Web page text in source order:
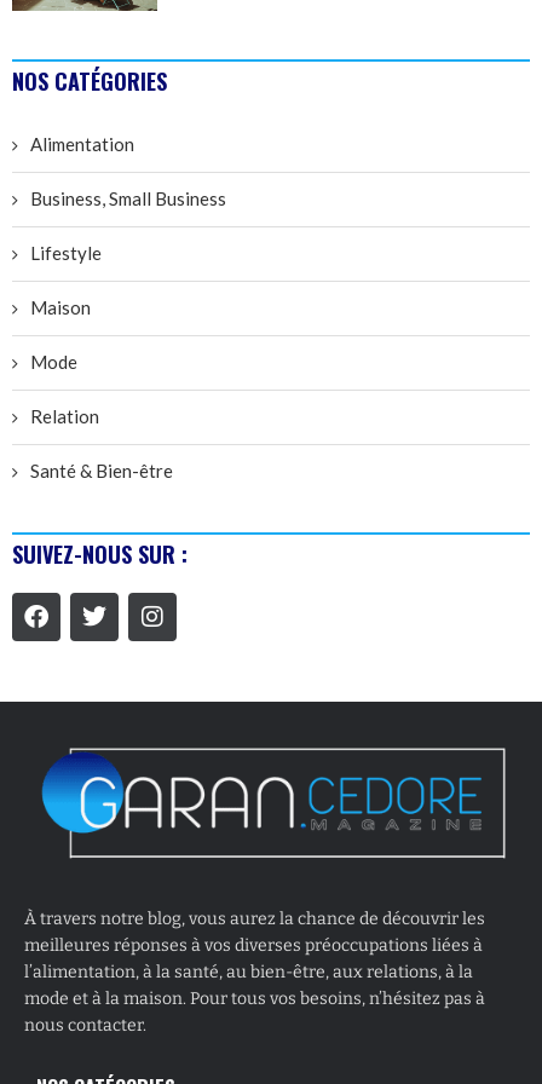
NOS CATÉGORIES
Alimentation
Business, Small Business
Lifestyle
Maison
Mode
Relation
Santé & Bien-être
SUIVEZ-NOUS SUR :
À travers notre blog, vous aurez la chance de découvrir les
meilleures réponses à vos diverses préoccupations liées à
l’alimentation, à la santé, au bien-être, aux relations, à la
mode et à la maison. Pour tous vos besoins, n’hésitez pas à
nous contacter.